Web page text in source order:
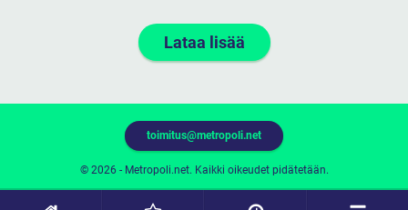
Lataa lisää
© 2026 - Metropoli.net. Kaikki oikeudet pidätetään.
toimitus@metropoli.net